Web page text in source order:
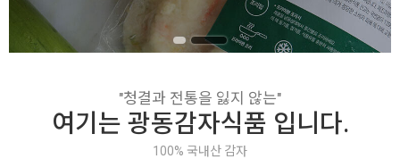
"청결과 전통을 잃지 않는"
여기는 광동감자식품 입니다.
100% 국내산 감자